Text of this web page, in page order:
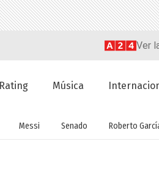
Ver
Rating Música
Messi Senado Roberto